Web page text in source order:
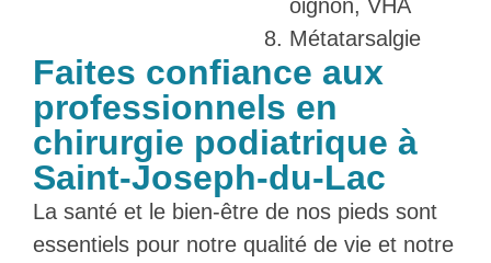
oignon, VHA
Métatarsalgie
Faites confiance aux
professionnels en
chirurgie podiatrique à
Saint-Joseph-du-Lac
La santé et le bien-être de nos pieds sont
essentiels pour notre qualité de vie et notre